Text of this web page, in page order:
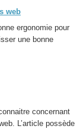
web
ergonomie pour
une bonne
concernant
L’article possède